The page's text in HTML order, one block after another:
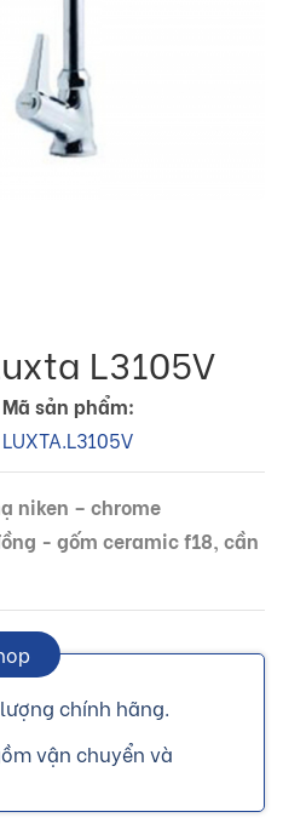
L3105V
Mã sản phẩm:
LUXTA.L3105V
niken – chrome
- gốm ceramic f18, cần
chính hãng.
vận chuyển và